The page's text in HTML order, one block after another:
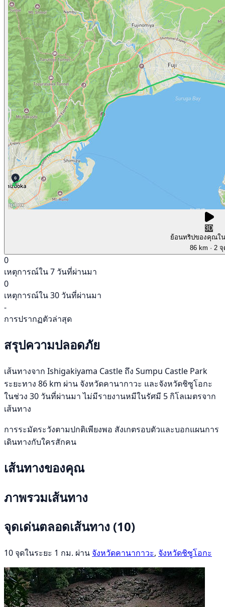
3D
ย้อนทริปของคุณใ
86 km · 2
0
เหตุการณ์ใน 7 วันที่ผ่านมา
0
เหตุการณ์ใน 30 วันที่ผ่านมา
-
การปรากฏตัวล่าสุด
สรุปความปลอดภัย
เส้นทางจาก Ishigakiyama Castle ถึง Sumpu Castle Park
ระยะทาง 86 km ผ่าน จังหวัดคานากาวะ และจังหวัดชิซูโอกะ
ในช่วง 30 วันที่ผ่านมา ไม่มีรายงานหมีในรัศมี 5 กิโลเมตรจาก
เส้นทาง
การระมัดระวังตามปกติเพียงพอ สังเกตรอบตัวและบอกแผนการ
เดินทางกับใครสักคน
เส้นทางของคุณ
ภาพรวมเส้นทาง
จุดเด่นตลอดเส้นทาง (10)
10 จุดในระยะ 1 กม. ผ่าน จังหวัดคานากาวะ, จังหวัดชิซูโอกะ